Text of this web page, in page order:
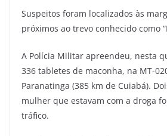
Suspeitos foram localizados às
próximos ao trevo conhecido como
A Polícia Militar apreendeu, nesta
336 tabletes de maconha, na MT-
Paranatinga (385 km de Cuiabá).
mulher que estavam com a droga
tráfico.